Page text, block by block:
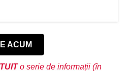
ACUM
o serie de informații (în